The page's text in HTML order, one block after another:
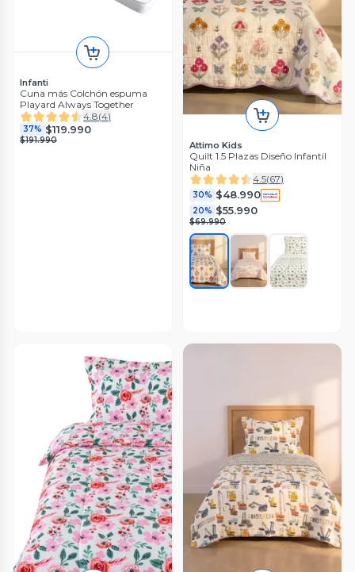
Infanti
Cuna más Colchón espuma
Playard Always Together
4.8(4)
37% $119.990
$191.990 Attimo Kids
Quilt 1.5 Plazas Diseño Infantil
Niña
4.5(67)
30% $48.990
20% $55.990
$69.990